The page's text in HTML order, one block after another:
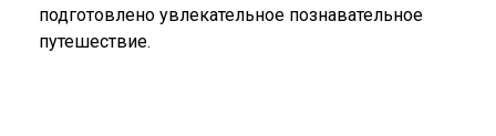
подготовлено увлекательное познавательное
путешествие.